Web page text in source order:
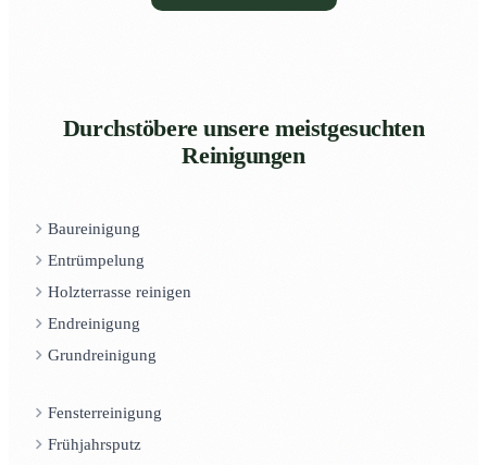
Durchstöbere unsere meistgesuchten
Reinigungen
Baureinigung
Entrümpelung
Holzterrasse reinigen
Endreinigung
Grundreinigung
Fensterreinigung
Frühjahrsputz